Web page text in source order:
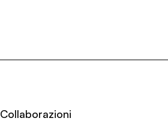
Collaborazioni